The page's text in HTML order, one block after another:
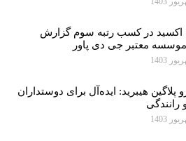
اکسید در کسب رتبه سوم گزارش
موسسه معتبر جی دی پاور
7 پرو پلاگین هیبرید: ایده‌آل برای دوستداران